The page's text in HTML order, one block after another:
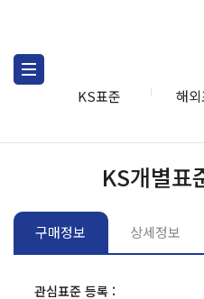
KS표준 해
KS개별표
구매정보 상세정보
관심표준 등록 :